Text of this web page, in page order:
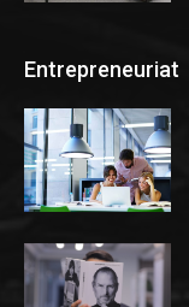
Entrepreneuriat